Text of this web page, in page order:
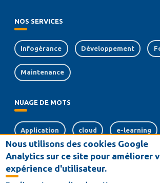
NOS SERVICES
Infogérance Développement
Maintenance
NUAGE DE MOTS
Application cloud e-learning
web sécurité crm
Nous utilisons des cookies Google
Analytics sur ce site pour améliorer
expérience d'utilisateur.